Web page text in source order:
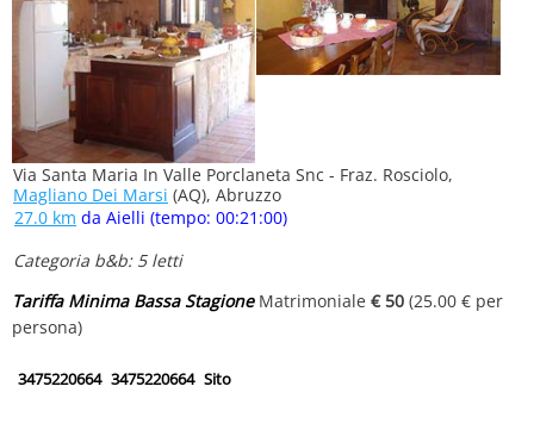
Via Santa Maria In Valle Porclaneta Snc - Fraz. Rosciolo,
Magliano Dei Marsi (AQ), Abruzzo
27.0 km da Aielli (tempo: 00:21:00)
Categoria b&b: 5 letti
Tariffa Minima Bassa StagioneMatrimoniale € 50 (25.00 € per
persona)
3475220664 3475220664 Sito